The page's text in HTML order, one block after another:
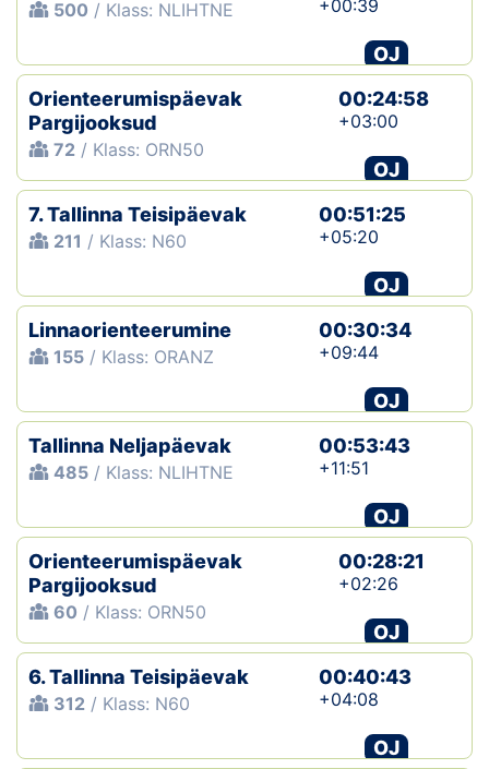
500 / Klass: NLIHTNE +00:39
OJ
Orienteerumispäevak
Pargijooksud
72 / Klass: ORN50
00:24:58
+03:00
OJ
7. Tallinna Teisipäevak
211 / Klass: N60
00:51:25
+05:20
OJ
Linnaorienteerumine
155 / Klass: ORANZ
00:30:34
+09:44
OJ
Tallinna Neljapäevak
485 / Klass: NLIHTNE
00:53:43
+11:51
OJ
Orienteerumispäevak
Pargijooksud
60 / Klass: ORN50
00:28:21
+02:26
OJ
6. Tallinna Teisipäevak
312 / Klass: N60
00:40:43
+04:08
OJ